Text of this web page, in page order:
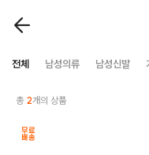
전체 남성의류 남성신발
총 2개의 상품